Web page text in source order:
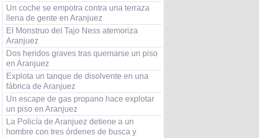
Un coche se empotra contra una terraza
llena de gente en Aranjuez
El Monstruo del Tajo Ness atemoriza
Aranjuez
Dos heridos graves tras quemarse un piso
en Aranjuez
Explota un tanque de disolvente en una
fábrica de Aranjuez
Un escape de gas propano hace explotar
un piso en Aranjuez
La Policía de Aranjuez detiene a un
hombre con tres órdenes de busca y